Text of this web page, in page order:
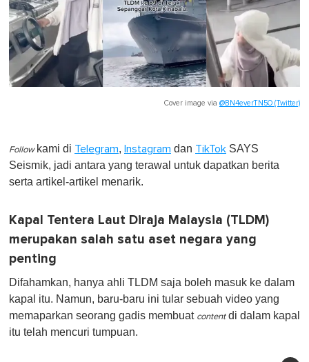
Cover image via @BN4everTN5O (Twitter)
Follow kami di Telegram, Instagram dan TikTok SAYS
Seismik, jadi antara yang terawal untuk dapatkan berita
serta artikel-artikel menarik.
Kapal Tentera Laut Diraja Malaysia (TLDM)
merupakan salah satu aset negara yang
penting
Difahamkan, hanya ahli TLDM saja boleh masuk ke dalam
kapal itu. Namun, baru-baru ini tular sebuah video yang
memaparkan seorang gadis membuat contentdi dalam kapal
itu telah mencuri tumpuan.